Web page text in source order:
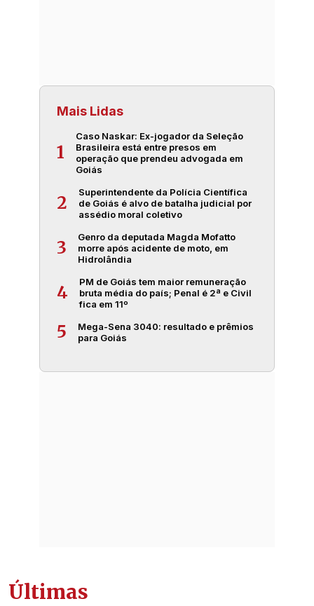
Mais Lidas
1
Caso Naskar: Ex-jogador da Seleção
Brasileira está entre presos em
operação que prendeu advogada em
Goiás
2
Superintendente da Polícia Científica
de Goiás é alvo de batalha judicial por
assédio moral coletivo
3
Genro da deputada Magda Mofatto
morre após acidente de moto, em
Hidrolândia
4
PM de Goiás tem maior remuneração
bruta média do país; Penal é 2ª e Civil
fica em 11º
5
Mega-Sena 3040: resultado e prêmios
para Goiás
Últimas